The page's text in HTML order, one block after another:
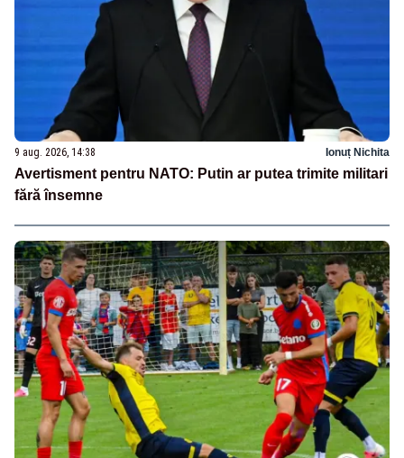
9 aug. 2026, 14:38 Ionuț Nichita
Avertisment pentru NATO: Putin ar putea trimite militari
fără însemne